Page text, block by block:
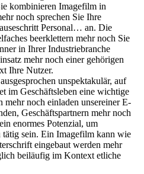
kombinieren Imagefilm in
noch sprechen Sie Ihre
Personal… an. Die
beerklettern mehr noch Sie
in Ihrer Industriebranche
mehr noch einer gehörigen
Ihre Nutzer.
unspektakulär, auf
im Geschäftsleben eine wichtige
mehr noch einladen unsereiner E-
Geschäftspartnern mehr noch
enormes Potenzial, um
tätig sein. Ein Imagefilm kann wie
eingebaut werden mehr
beiläufig im Kontext etliche